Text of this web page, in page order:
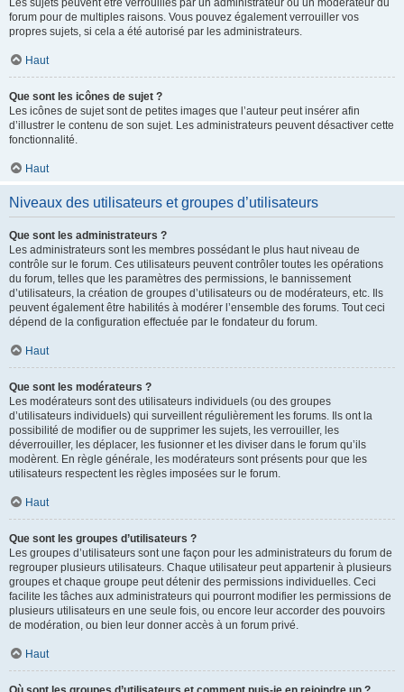
Les sujets peuvent être verrouillés par un administrateur ou un modérateur du
forum pour de multiples raisons. Vous pouvez également verrouiller vos
propres sujets, si cela a été autorisé par les administrateurs.
Haut
Que sont les icônes de sujet ?
Les icônes de sujet sont de petites images que l’auteur peut insérer afin
d’illustrer le contenu de son sujet. Les administrateurs peuvent désactiver cette
fonctionnalité.
Haut
Niveaux des utilisateurs et groupes d’utilisateurs
Que sont les administrateurs ?
Les administrateurs sont les membres possédant le plus haut niveau de
contrôle sur le forum. Ces utilisateurs peuvent contrôler toutes les opérations
du forum, telles que les paramètres des permissions, le bannissement
d’utilisateurs, la création de groupes d’utilisateurs ou de modérateurs, etc. Ils
peuvent également être habilités à modérer l’ensemble des forums. Tout ceci
dépend de la configuration effectuée par le fondateur du forum.
Haut
Que sont les modérateurs ?
Les modérateurs sont des utilisateurs individuels (ou des groupes
d’utilisateurs individuels) qui surveillent régulièrement les forums. Ils ont la
possibilité de modifier ou de supprimer les sujets, les verrouiller, les
déverrouiller, les déplacer, les fusionner et les diviser dans le forum qu’ils
modèrent. En règle générale, les modérateurs sont présents pour que les
utilisateurs respectent les règles imposées sur le forum.
Haut
Que sont les groupes d’utilisateurs ?
Les groupes d’utilisateurs sont une façon pour les administrateurs du forum de
regrouper plusieurs utilisateurs. Chaque utilisateur peut appartenir à plusieurs
groupes et chaque groupe peut détenir des permissions individuelles. Ceci
facilite les tâches aux administrateurs qui pourront modifier les permissions de
plusieurs utilisateurs en une seule fois, ou encore leur accorder des pouvoirs
de modération, ou bien leur donner accès à un forum privé.
Haut